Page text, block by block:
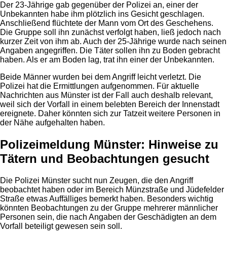
Der 23-Jährige gab gegenüber der Polizei an, einer der
Unbekannten habe ihm plötzlich ins Gesicht geschlagen.
Anschließend flüchtete der Mann vom Ort des Geschehens.
Die Gruppe soll ihn zunächst verfolgt haben, ließ jedoch nach
kurzer Zeit von ihm ab. Auch der 25-Jährige wurde nach seinen
Angaben angegriffen. Die Täter sollen ihn zu Boden gebracht
haben. Als er am Boden lag, trat ihn einer der Unbekannten.
Beide Männer wurden bei dem Angriff leicht verletzt. Die
Polizei hat die Ermittlungen aufgenommen. Für aktuelle
Nachrichten aus Münster ist der Fall auch deshalb relevant,
weil sich der Vorfall in einem belebten Bereich der Innenstadt
ereignete. Daher könnten sich zur Tatzeit weitere Personen in
der Nähe aufgehalten haben.
Polizeimeldung Münster: Hinweise zu
Tätern und Beobachtungen gesucht
Die Polizei Münster sucht nun Zeugen, die den Angriff
beobachtet haben oder im Bereich Münzstraße und Jüdefelder
Straße etwas Auffälliges bemerkt haben. Besonders wichtig
könnten Beobachtungen zu der Gruppe mehrerer männlicher
Personen sein, die nach Angaben der Geschädigten an dem
Vorfall beteiligt gewesen sein soll.